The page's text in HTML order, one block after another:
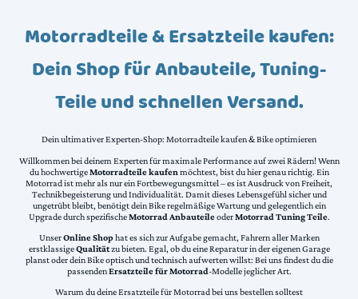
Motorradteile & Ersatzteile kaufen:
Dein Shop für Anbauteile, Tuning-
Teile und schnellen Versand.
Dein ultimativer Experten-Shop: Motorradteile kaufen & Bike optimieren
Willkommen bei deinem Experten für maximale Performance auf zwei Rädern! Wenn
du hochwertigeMotorradteile kaufen möchtest, bist du hier genau richtig. Ein
Motorrad ist mehr als nur ein Fortbewegungsmittel – es ist Ausdruck von Freiheit,
Technikbegeisterung und Individualität. Damit dieses Lebensgefühl sicher und
ungetrübt bleibt, benötigt dein Bike regelmäßige Wartung und gelegentlich ein
Upgrade durch spezifischeMotorrad AnbauteileoderMotorrad Tuning Teile.
UnserOnline Shophat es sich zur Aufgabe gemacht, Fahrern aller Marken
erstklassigeQualitätzu bieten. Egal, ob du eine Reparatur in der eigenen Garage
planst oder dein Bike optisch und technisch aufwerten willst: Bei uns findest du die
passendenErsatzteile für Motorrad-Modelle jeglicher Art.
Warum du deine Ersatzteile für Motorrad bei uns bestellen solltest